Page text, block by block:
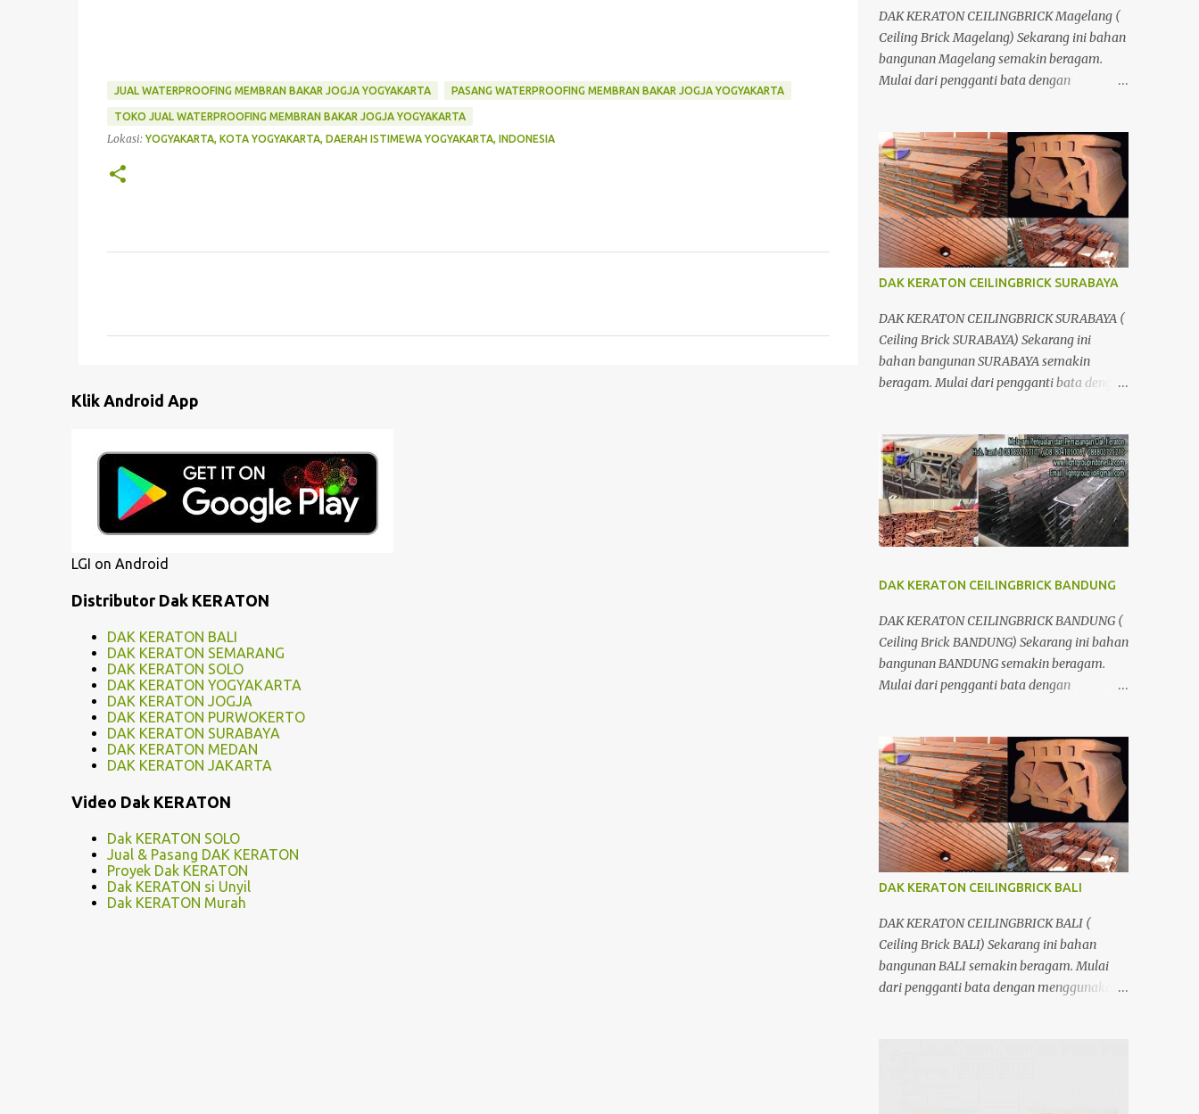
JUAL WATERPROOFING MEMBRAN BAKAR JOGJA YOGYAKARTA PASANG WATERPROOFING MEMBRAN BAKAR JOGJA YOGYAKARTA
TOKO JUAL WATERPROOFING MEMBRAN BAKAR JOGJA YOGYAKARTA
Lokasi: YOGYAKARTA, KOTA YOGYAKARTA, DAERAH ISTIMEWA YOGYAKARTA, INDONESIA
t
r
Klik Android App
LGI on Android
Distributor Dak KERATON
DAK KERATON BALI
DAK KERATON SEMARANG
DAK KERATON SOLO
DAK KERATON YOGYAKARTA
DAK KERATON JOGJA
DAK KERATON PURWOKERTO
DAK KERATON SURABAYA
DAK KERATON MEDAN
DAK KERATON JAKARTA
Video Dak KERATON
Dak KERATON SOLO
Jual & Pasang DAK KERATON
Proyek Dak KERATON
Dak KERATON si Unyil
Dak KERATON Murah
DAK KERATON CEILINGBRICK Magelang (
Ceiling Brick Magelang) Sekarang ini bahan
bangunan Magelang semakin beragam.
Mulai dari pengganti bata dengan
ringan/panel serta untuk atap yang tidak
lagi menggunakan kayu sebagai kuda -
kuda melainkan menggunakan metal.
DAK KERATON CEILINGBRICK SURABAYA
DAK KERATON CEILINGBRICK SURABAYA (
Ceiling Brick SURABAYA) Sekarang ini
bahan bangunan SURABAYA semakin
beragam. Mulai dari pengganti bata dengan
ringan/panel serta untuk atap yang tidak
lagi menggunakan kayu sebagai kuda -
kuda melainkan menggunakan metal.
DAK KERATON CEILINGBRICK BANDUNG
DAK KERATON CEILINGBRICK BANDUNG (
Ceiling Brick BANDUNG) Sekarang ini bahan
bangunan BANDUNG semakin beragam.
Mulai dari pengganti bata dengan
ringan/panel serta untuk atap yang tidak
lagi menggunakan kayu sebagai kuda -
kuda melainkan menggunakan metal.
DAK KERATON CEILINGBRICK BALI
DAK KERATON CEILINGBRICK BALI (
Ceiling Brick BALI) Sekarang ini bahan
bangunan BALI semakin beragam. Mulai
dari pengganti bata dengan menggunakan